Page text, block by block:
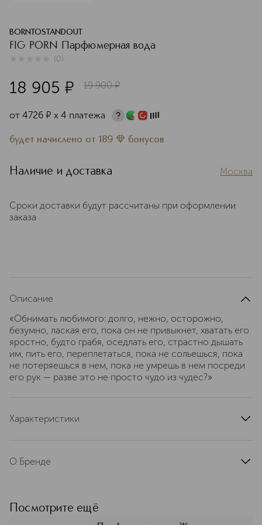
BORNTOSTANDOUT
FIG PORN Парфюмерная вода
(0)
18 905 ¤ 19 900 ¤
от 4726 ¤ х 4 платежа
будет начислено от 189 бонусов
Наличие и доставка Москва
Сроки доставки будут рассчитаны при оформлении
заказа
Описание
«Обнимать любимого: долго, нежно, осторожно,
безумно, лаская его, пока он не привыкнет, хватать его
яростно, будто грабя, оседлать его, страстно дышать
им, пить его, переплетаться, пока не сольешься, пока
не потеряешься в нем, пока не умрешь в нем посреди
его рук — разве это не просто чудо из чудес?»
Характеристики
артикул
О Бренде
от навязанных шаблонов. Созданный
в Сеуле Джуном Лимом, бывшим
Посмотрите ещё